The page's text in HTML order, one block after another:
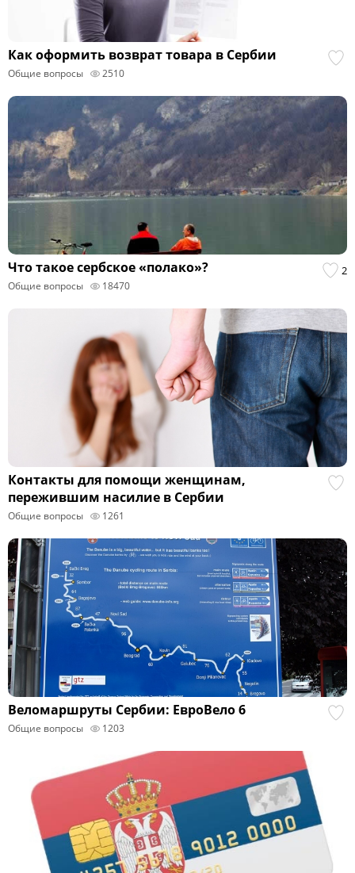
Как оформить возврат товара в Сербии
Общие вопросы 2510
2
Что такое сербское «полако»?
Общие вопросы 18470
Контакты для помощи женщинам,
пережившим насилие в Сербии
Общие вопросы 1261
Веломаршруты Сербии: ЕвроВело 6
Общие вопросы 1203